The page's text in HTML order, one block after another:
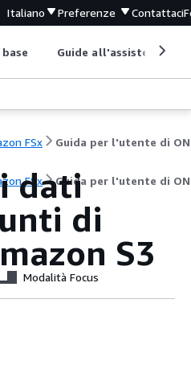
Italiano Preferenze Contattaci
Guide all'assistenza
FSx
FSx Guida per l'utente di
dati
di
S3
Modalità Focus